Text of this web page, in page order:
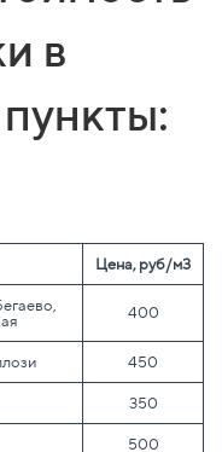
в
Цена, руб/м3
400
450
350
500